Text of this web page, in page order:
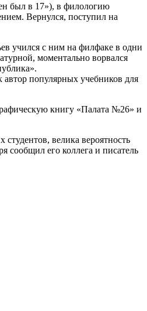
был в 17»), в филологию
Вернулся, поступил на
учился с ним на филфаке в одни
моментально ворвался
популярных учебников для
книгу «Палата №26» и
велика вероятность
сообщил его коллега и писатель